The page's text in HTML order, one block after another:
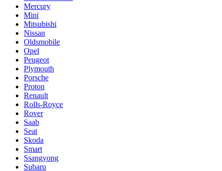
Mercury
Mini
Mitsubishi
Nissan
Oldsmobile
Opel
Peugeot
Plymouth
Porsche
Proton
Renault
Rolls-Royce
Rover
Saab
Seat
Skoda
Smart
Ssangyong
Subaru